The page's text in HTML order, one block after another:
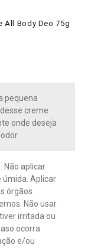
All Body Deo 75g
pequena
creme
onde deseja
Não aplicar
úmida. Aplicar
órgãos
Não usar
irritada ou
ocorra
e/ou